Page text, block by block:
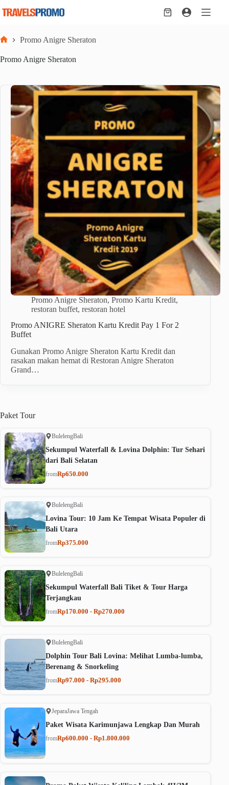
Shopping
Promo Anigre Sheraton
Promo Anigre Sheraton
Promo Anigre Sheraton, Promo Kartu Kredit,
restoran buffet, restoran hotel
Promo ANIGRE Sheraton Kartu Kredit Pay 1 For 2
Buffet
Gunakan Promo Anigre Sheraton Kartu Kredit dan
rasakan makan hemat di Restoran Anigre Sheraton
Grand…
Paket Tour
BulelengBali
Sekumpul Waterfall & Lovina Dolphin: Tur Sehari
dari Bali Selatan
fromRp650.000
BulelengBali
Lovina Tour: 10 Jam Ke Tempat Wisata Populer di
Bali Utara
fromRp375.000
BulelengBali
Sekumpul Waterfall Bali Tiket & Tour Harga
Terjangkau
fromRp170.000 - Rp270.000
BulelengBali
Dolphin Tour Bali Lovina: Melihat Lumba-lumba,
Berenang & Snorkeling
fromRp97.000 - Rp295.000
JeparaJawa Tengah
Paket Wisata Karimunjawa Lengkap Dan Murah
fromRp600.000 - Rp1.800.000